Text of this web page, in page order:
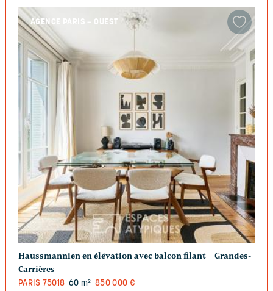
AGENCE PARIS – OUEST
Haussmannien en élévation avec balcon filant – Grandes-
Carrières
PARIS 75018 60 m² 850 000 €